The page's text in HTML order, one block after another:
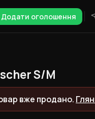
Додати оголошення
S/M
вже продано.